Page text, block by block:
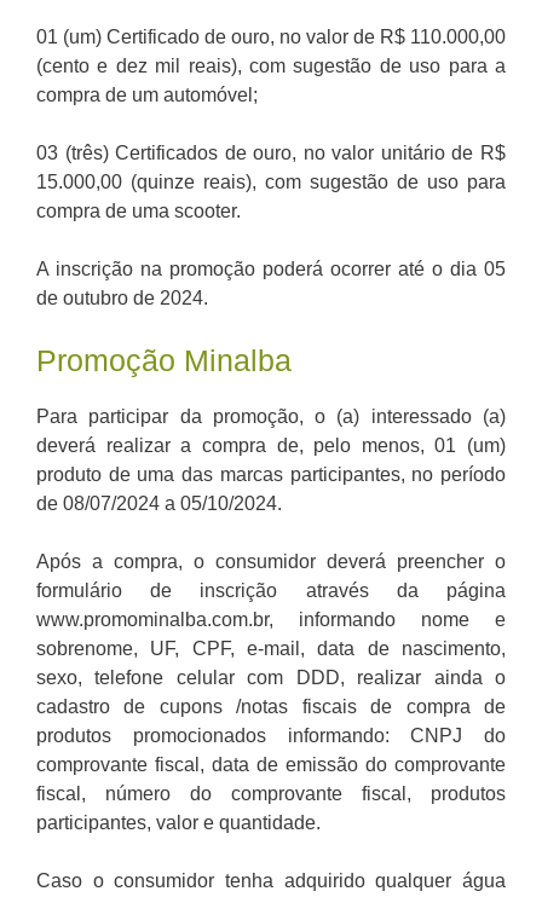
01 (um) Certificado de ouro, no valor de R$ 110.000,00
(cento e dez mil reais), com sugestão de uso para a
compra de um automóvel;
03 (três) Certificados de ouro, no valor unitário de R$
15.000,00 (quinze reais), com sugestão de uso para
compra de uma scooter.
A inscrição na promoção poderá ocorrer até o dia 05
de outubro de 2024.
Promoção Minalba
Para participar da promoção, o (a) interessado (a)
deverá realizar a compra de, pelo menos, 01 (um)
produto de uma das marcas participantes, no período
de 08/07/2024 a 05/10/2024.
Após a compra, o consumidor deverá preencher o
formulário de inscrição através da página
www.promominalba.com.br, informando nome e
sobrenome, UF, CPF, e-mail, data de nascimento,
sexo, telefone celular com DDD, realizar ainda o
cadastro de cupons /notas fiscais de compra de
produtos promocionados informando: CNPJ do
comprovante fiscal, data de emissão do comprovante
fiscal, número do comprovante fiscal, produtos
participantes, valor e quantidade.
Caso o consumidor tenha adquirido qualquer água